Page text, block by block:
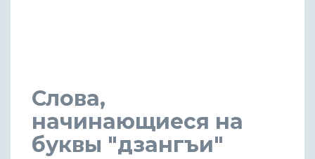
Слова,
начинающиеся на
буквы "дзангъи"